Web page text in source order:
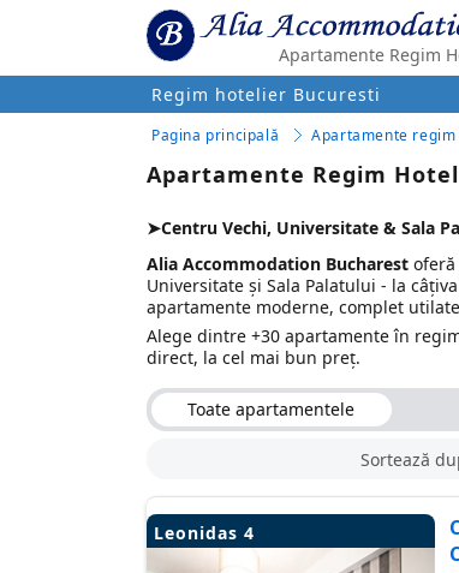
Apartamente Regim
Regim hotelier Bucuresti
Pagina principală Apartamente
Apartamente Regim
➤Centru Vechi, Universitate & Sala
Alia Accommodation Bucharest
Universitate și Sala Palatului - la
apartamente moderne, complet
Alege dintre +30 apartamente în
direct, la cel mai bun preț.
Toate apartamentele
Sortează
Leonidas 4